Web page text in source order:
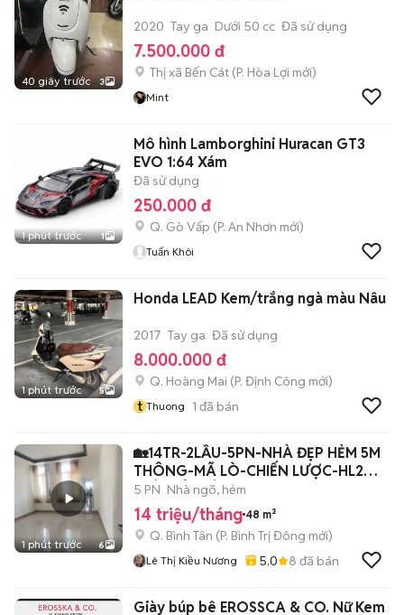
40 giây trước 3
2020 Tay ga Dưới 50 cc Đã sử dụng
7.500.000 đ
Thị xã Bến Cát (P. Hòa Lợi mới)
Mint
1 phút trước 1
Mô hình Lamborghini Huracan GT3
EVO 1:64 Xám
Đã sử dụng
250.000 đ
Q. Gò Vấp (P. An Nhơn mới)
Tuấn Khôi
1 phút trước 5
Honda LEAD Kem/trắng ngà màu Nâu
2017 Tay ga Đã sử dụng
8.000.000 đ
Q. Hoàng Mai (P. Định Công mới)
t Thuong 1 đã bán
1 phút trước 6
🏡14TR-2LẦU-5PN-NHÀ ĐẸP HẺM 5M
THÔNG-MÃ LÒ-CHIẾN LƯỢC-HL2
GIÁP TÊN LỬA
5 PN Nhà ngõ, hẻm
14 triệu/tháng 48 m²
Q. Bình Tân (P. Bình Trị Đông mới)
Lê Thị Kiều Nương 5.0 8 đã bán
Giày búp bê EROSSCA & CO. Nữ Kem